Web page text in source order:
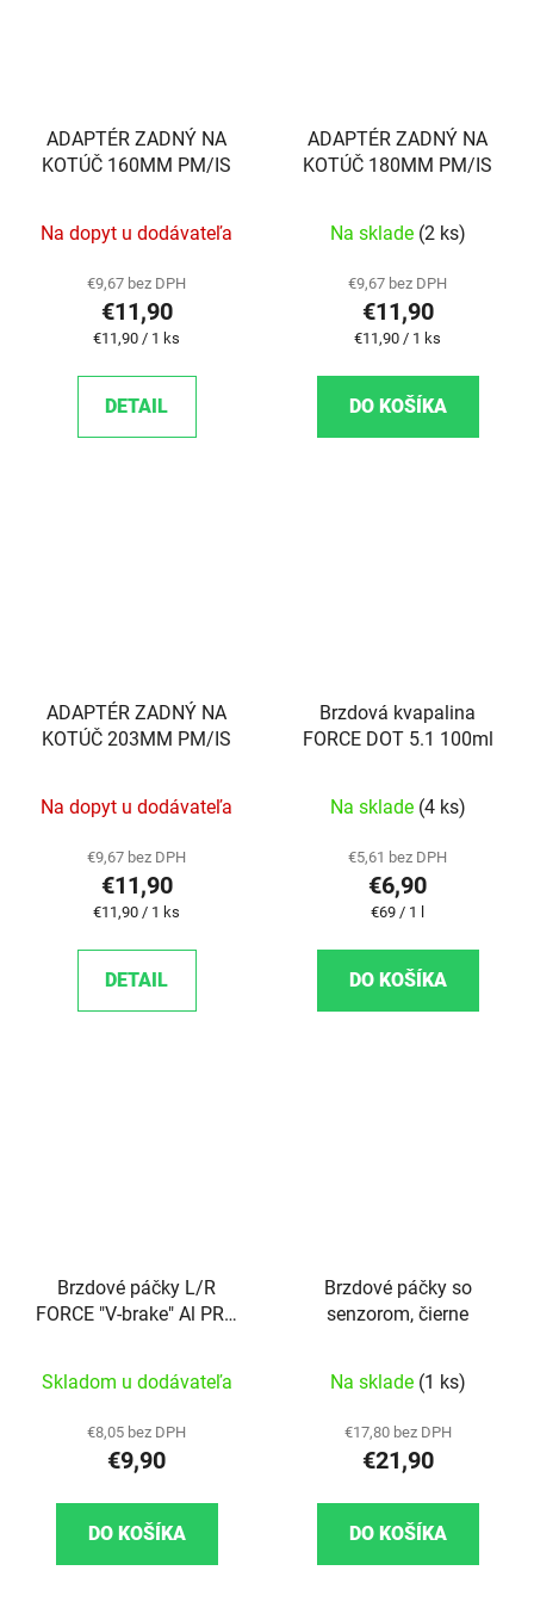
ADAPTÉR ZADNÝ NA
KOTÚČ 160MM PM/IS
Na dopyt u dodávateľa
€9,67 bez DPH
€11,90
Jednotková cena:
€11,90 / 1 ks
DETAIL
ADAPTÉR ZADNÝ NA
KOTÚČ 180MM PM/IS
Na sklade (2 ks)
€9,67 bez DPH
€11,90
Jednotková cena:
€11,90 / 1 ks
DO KOŠÍKA
ADAPTÉR ZADNÝ NA
KOTÚČ 203MM PM/IS
Na dopyt u dodávateľa
€9,67 bez DPH
€11,90
Jednotková cena:
€11,90 / 1 ks
DETAIL
Brzdová kvapalina
FORCE DOT 5.1 100ml
Na sklade (4 ks)
€5,61 bez DPH
€6,90
Jednotková cena:
€69 / 1 l
DO KOŠÍKA
Brzdové páčky L/R
FORCE "V-brake" Al PRO
Skladom u dodávateľa
€8,05 bez DPH
€9,90
DO KOŠÍKA
Brzdové páčky so
senzorom, čierne
Na sklade (1 ks)
€17,80 bez DPH
€21,90
DO KOŠÍKA